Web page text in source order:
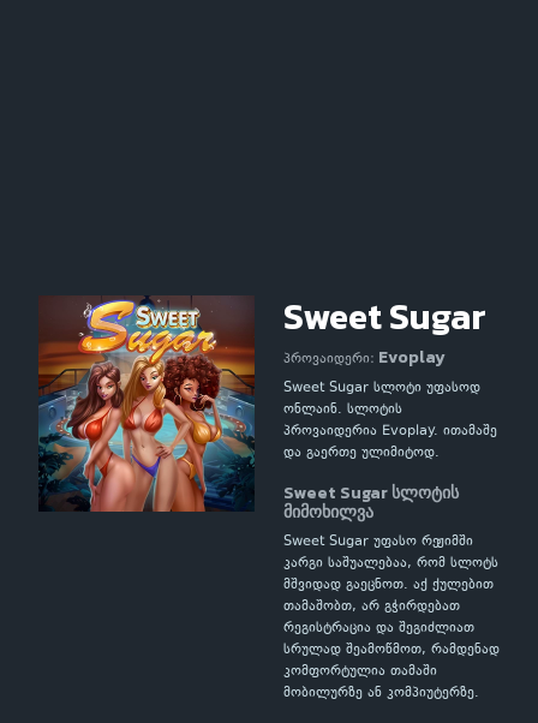
Sweet Sugar
პროვაიდერი: Evoplay
Sweet Sugar სლოტი უფასოდ
ონლაინ. სლოტის
პროვაიდერია Evoplay. ითამაშე
და გაერთე ულიმიტოდ.
Sweet Sugar სლოტის
მიმოხილვა
Sweet Sugar უფასო რეჟიმში
კარგი საშუალებაა, რომ სლოტს
მშვიდად გაეცნოთ. აქ ქულებით
თამაშობთ, არ გჭირდებათ
რეგისტრაცია და შეგიძლიათ
სრულად შეამოწმოთ, რამდენად
კომფორტულია თამაში
მობილურზე ან კომპიუტერზე.